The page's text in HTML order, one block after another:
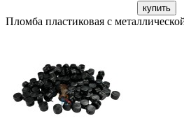
купить
Пломба пластиковая с